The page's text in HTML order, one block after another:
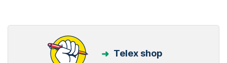
Telex shop